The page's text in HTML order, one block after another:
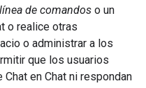
de comandos o un
o realice otras
o administrar a los
que los usuarios
en Chat ni respondan